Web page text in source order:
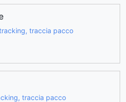
traccia pacco
traccia pacco